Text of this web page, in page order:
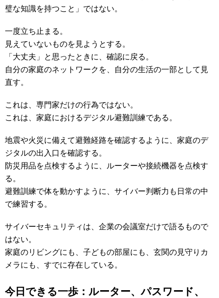
璧な知識を持つこと」ではない。
一度立ち止まる。
見えていないものを見ようとする。
「大丈夫」と思ったときに、確認に戻る。
自分の家庭のネットワークを、自分の生活の一部として見
直す。
これは、専門家だけの行為ではない。
これは、家庭におけるデジタル避難訓練である。
地震や火災に備えて避難経路を確認するように、家庭のデ
ジタルの出入口を確認する。
防災用品を点検するように、ルーターや接続機器を点検す
る。
避難訓練で体を動かすように、サイバー判断力も日常の中
で練習する。
サイバーセキュリティは、企業の会議室だけで語るもので
はない。
家庭のリビングにも、子どもの部屋にも、玄関の見守りカ
メラにも、すでに存在している。
今日できる一歩：ルーター、パスワード、